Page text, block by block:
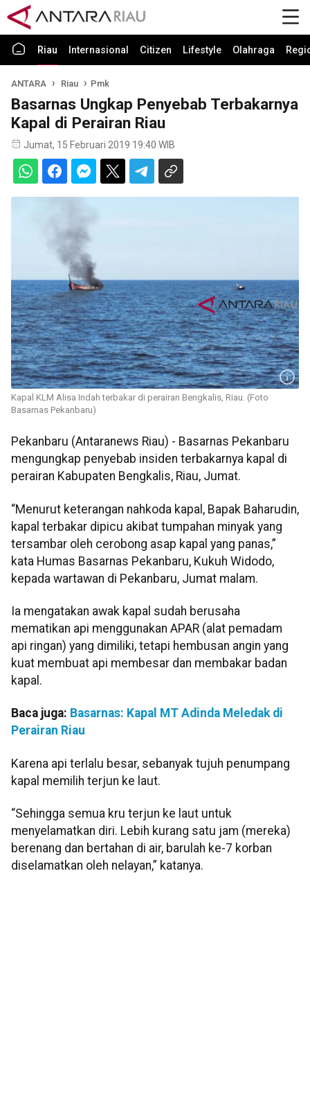
Riau Internasional Citizen Lifestyle Olahraga
ANTARA Riau Pmk
Basarnas Ungkap Penyebab Terbakarnya
Kapal di Perairan Riau
Jumat, 15 Februari 2019 19:40 WIB
Kapal KLM Alisa Indah terbakar di perairan Bengkalis, Riau. (Foto
Basarnas Pekanbaru)
Pekanbaru (Antaranews Riau) - Basarnas Pekanbaru
mengungkap penyebab insiden terbakarnya kapal di
perairan Kabupaten Bengkalis, Riau, Jumat.
“Menurut keterangan nahkoda kapal, Bapak Baharudin,
kapal terbakar dipicu akibat tumpahan minyak yang
tersambar oleh cerobong asap kapal yang panas,”
kata Humas Basarnas Pekanbaru, Kukuh Widodo,
kepada wartawan di Pekanbaru, Jumat malam.
Ia mengatakan awak kapal sudah berusaha
mematikan api menggunakan APAR (alat pemadam
api ringan) yang dimiliki, tetapi hembusan angin yang
kuat membuat api membesar dan membakar badan
kapal.
Baca juga: Basarnas: Kapal MT Adinda Meledak di
Perairan Riau
Karena api terlalu besar, sebanyak tujuh penumpang
kapal memilih terjun ke laut.
“Sehingga semua kru terjun ke laut untuk
menyelamatkan diri. Lebih kurang satu jam (mereka)
berenang dan bertahan di air, barulah ke-7 korban
diselamatkan oleh nelayan,” katanya.